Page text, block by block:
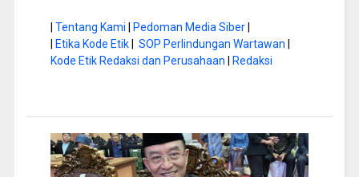
Tentang Kami Pedoman Media Siber|
Etika Kode Etik| SOP Perlindungan Wartawan
Kode Etik Redaksi dan Perusahaan
Redaksi